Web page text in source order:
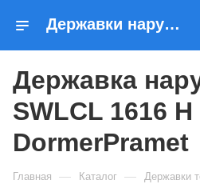
Державки наружные Державка наружная SWLCL 1616 H 06 DormerPramet — купить по выгодным ценам в Москве
Державка
SWLCL 1616 H
DormerPramet
Главная — Каталог — Державки